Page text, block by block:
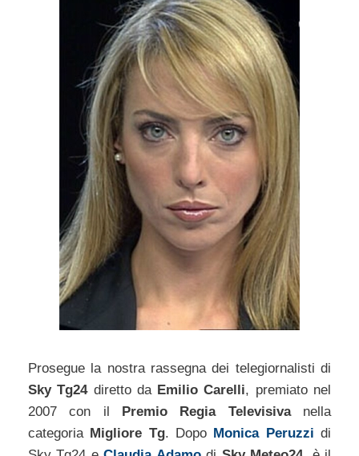
Prosegue la nostra rassegna dei telegiornalisti di
Sky Tg24diretto da Emilio Carelli, premiato nel
2007 con il Premio Regia Televisivanella
categoria Migliore Tg. Dopo Monica Peruzzi di